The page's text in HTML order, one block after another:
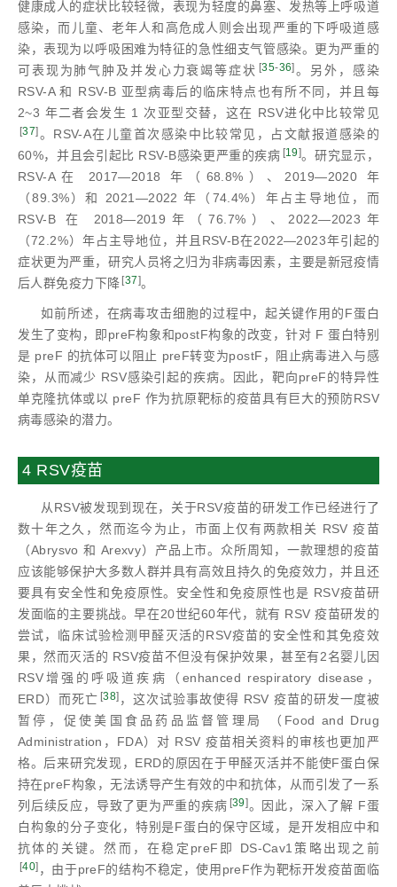
健康成人的症状比较轻微，表现为轻度的鼻塞、发热等上呼吸道
感染，而儿童、老年人和高危成人则会出现严重的下呼吸道感
染，表现为以呼吸困难为特征的急性细支气管感染。更为严重的
可表现为肺气肿及并发心力衰竭等症状 [35-36]。另外，感染
RSV-A 和 RSV-B 亚型病毒后的临床特点也有所不同，并且每
2~3 年二者会发生 1 次亚型交替，这在 RSV进化中比较常见
[37]。RSV-A在儿童首次感染中比较常见，占文献报道感染的
60%，并且会引起比 RSV-B感染更严重的疾病 [19]。研究显示，
RSV-A在 2017—2018 年（68.8%）、2019—2020 年
（89.3%）和 2021—2022 年（74.4%）年占主导地位，而
RSV-B 在 2018—2019年（76.7%）、2022—2023年
（72.2%）年占主导地位，并且RSV-B在2022—2023年引起的
症状更为严重，研究人员将之归为非病毒因素，主要是新冠疫情
后人群免疫力下降 [37]。
如前所述，在病毒攻击细胞的过程中，起关键作用的F蛋白
发生了变构，即preF构象和postF构象的改变，针对 F 蛋白特别
是 preF 的抗体可以阻止 preF转变为postF，阻止病毒进入与感
染，从而减少 RSV感染引起的疾病。因此，靶向preF的特异性
单克隆抗体或以 preF 作为抗原靶标的疫苗具有巨大的预防RSV
病毒感染的潜力。
4 RSV疫苗
从RSV被发现到现在，关于RSV疫苗的研发工作已经进行了
数十年之久，然而迄今为止，市面上仅有两款相关 RSV 疫苗
（Abrysvo 和 Arexvy）产品上市。众所周知，一款理想的疫苗
应该能够保护大多数人群并具有高效且持久的免疫效力，并且还
要具有安全性和免疫原性。安全性和免疫原性也是 RSV疫苗研
发面临的主要挑战。早在20世纪60年代，就有 RSV 疫苗研发的
尝试，临床试验检测甲醛灭活的RSV疫苗的安全性和其免疫效
果，然而灭活的 RSV疫苗不但没有保护效果，甚至有2名婴儿因
RSV增强的呼吸道疾病（enhanced respiratory disease，
ERD）而死亡 [38] ，这次试验事故使得 RSV 疫苗的研发一度被
暂停，促使美国食品药品监督管理局 （Food and Drug
Administration，FDA）对 RSV 疫苗相关资料的审核也更加严
格。后来研究发现，ERD的原因在于甲醛灭活并不能使F蛋白保
持在preF构象，无法诱导产生有效的中和抗体，从而引发了一系
列后续反应，导致了更为严重的疾病 [39]。因此，深入了解 F蛋
白构象的分子变化，特别是F蛋白的保守区域，是开发相应中和
抗体的关键。然而，在稳定preF即 DS-Cav1策略出现之前
[40] ，由于preF的结构不稳定，使用preF作为靶标开发疫苗面临